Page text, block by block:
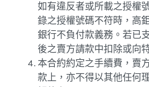
如有違反者或所載之授權
錄之授權號碼不符時，高
銀行不負付款義務。若已
後之賣方請款中扣除或向
本合約約定之手續費，賣
款上，亦不得以其他任何